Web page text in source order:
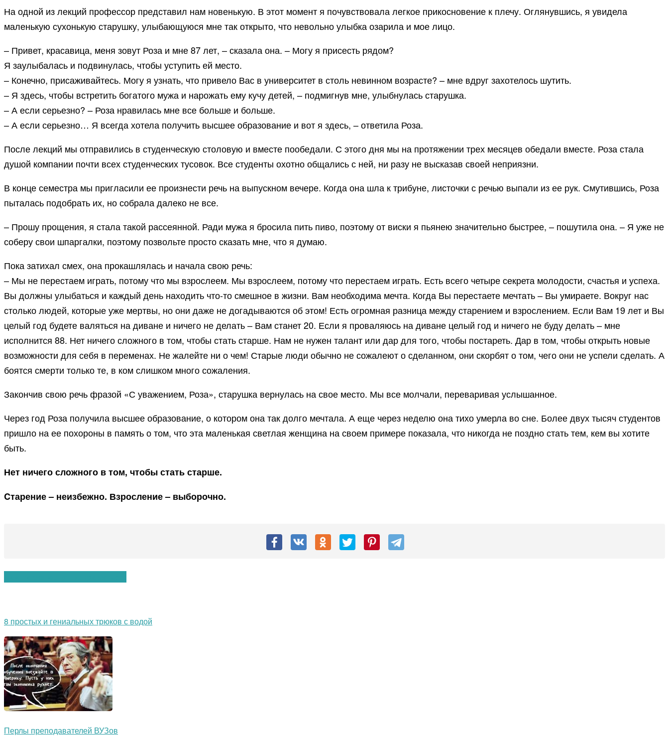
На одной из лекций профессор представил нам новенькую. В этот момент я почувствовала легкое прикосновение к плечу. Оглянувшись, я увидела
маленькую сухонькую старушку, улыбающуюся мне так открыто, что невольно улыбка озарила и мое лицо.
– Привет, красавица, меня зовут Роза и мне 87 лет, – сказала она. – Могу я присесть рядом?
Я заулыбалась и подвинулась, чтобы уступить ей место.
– Конечно, присаживайтесь. Могу я узнать, что привело Вас в университет в столь невинном возрасте? – мне вдруг захотелось шутить.
– Я здесь, чтобы встретить богатого мужа и нарожать ему кучу детей, – подмигнув мне, улыбнулась старушка.
– А если серьезно? – Роза нравилась мне все больше и больше.
– А если серьезно… Я всегда хотела получить высшее образование и вот я здесь, – ответила Роза.
После лекций мы отправились в студенческую столовую и вместе пообедали. С этого дня мы на протяжении трех месяцев обедали вместе. Роза стала
душой компании почти всех студенческих тусовок. Все студенты охотно общались с ней, ни разу не высказав своей неприязни.
В конце семестра мы пригласили ее произнести речь на выпускном вечере. Когда она шла к трибуне, листочки с речью выпали из ее рук. Смутившись, Роза
пыталась подобрать их, но собрала далеко не все.
– Прошу прощения, я стала такой рассеянной. Ради мужа я бросила пить пиво, поэтому от виски я пьянею значительно быстрее, – пошутила она. – Я уже не
соберу свои шпаргалки, поэтому позвольте просто сказать мне, что я думаю.
Пока затихал смех, она прокашлялась и начала свою речь:
– Мы не перестаем играть, потому что мы взрослеем. Мы взрослеем, потому что перестаем играть. Есть всего четыре секрета молодости, счастья и успеха.
Вы должны улыбаться и каждый день находить что-то смешное в жизни. Вам необходима мечта. Когда Вы перестаете мечтать – Вы умираете. Вокруг нас
столько людей, которые уже мертвы, но они даже не догадываются об этом! Есть огромная разница между старением и взрослением. Если Вам 19 лет и Вы
целый год будете валяться на диване и ничего не делать – Вам станет 20. Если я проваляюсь на диване целый год и ничего не буду делать – мне
исполнится 88. Нет ничего сложного в том, чтобы стать старше. Нам не нужен талант или дар для того, чтобы постареть. Дар в том, чтобы открыть новые
возможности для себя в переменах. Не жалейте ни о чем! Старые люди обычно не сожалеют о сделанном, они скорбят о том, чего они не успели сделать. А
боятся смерти только те, в ком слишком много сожаления.
Закончив свою речь фразой «С уважением, Роза», старушка вернулась на свое место. Мы все молчали, переваривая услышанное.
Через год Роза получила высшее образование, о котором она так долго мечтала. А еще через неделю она тихо умерла во сне. Более двух тысяч студентов
пришло на ее похороны в память о том, что эта маленькая светлая женщина на своем примере показала, что никогда не поздно стать тем, кем вы хотите
быть.
Нет ничего сложного в том, чтобы стать старше.
Cтарение – неизбежно. Взросление – выборочно.
8 простых и гениальных трюков с водой
Перлы преподавателей ВУЗов